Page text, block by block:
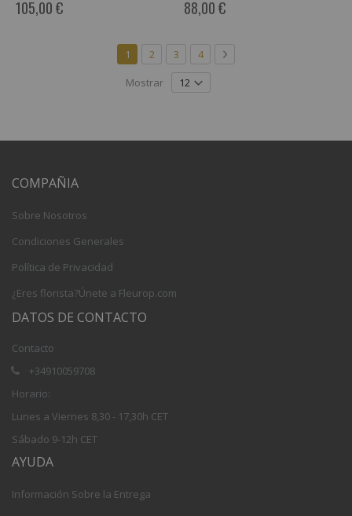
105,00 € 88,00 €
Página
Actualmente estás leyendo página
1 Página
2 Página
3 Página
4 Página
Siguiente
Mostrar
COMPAÑIA
Sobre Nosotros
Condiciones Generales
Política de Privacidad
¿Eres florista?Únete a Fleurop.com
DATOS DE CONTACTO
Contacto
+34910059708
Horario:
Lunes a Viernes 8,30 - 17,30h CET
Sábado 9-12h CET
AYUDA
Información Sobre la Entrega